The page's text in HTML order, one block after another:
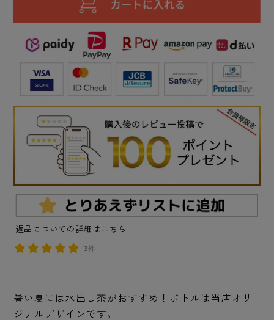
返品についての詳細はこちら
3件
暑い夏には水出し茶がおすすめ！ボトルは当店オリ
ジナルデザインです。